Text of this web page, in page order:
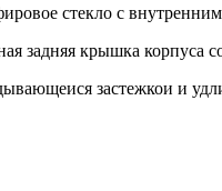
стекло с
задняя крышка корпуса
застежкои и